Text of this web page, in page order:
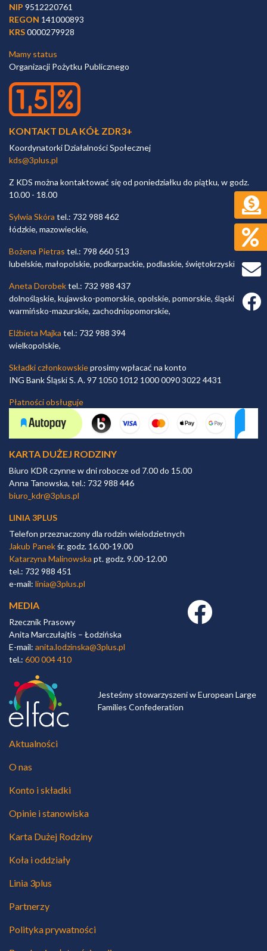
NIP 9512220761
REGON 141000893
KRS0000279928
Mamy status
Organizacji Pożytku Publicznego
KONTAKT DLA KÓŁ ZDR3+
Koordynatorki Działalności Społecznej
kds@3plus.pl
Z KDS można kontaktować się od poniedziałku do piątku, w godz.
10.00 - 18.00
Sylwia Skóra tel.: 732 988 462
łódzkie, mazowieckie,
Bożena Pietras tel.: 798 660 513
lubelskie, małopolskie, podkarpackie, podlaskie, świętokrzyskie,
Aneta Dorobektel.: 732 988 437
dolnośląskie, kujawsko-pomorskie, opolskie, pomorskie, śląskie,
warmińsko-mazurskie, zachodniopomorskie,
Elżbieta Majka tel.: 732 988 394
wielkopolskie,
Składki członkowskieprosimy wpłacać na konto
ING Bank Śląski S. A. 97 1050 1012 1000 0090 3022 4431
Płatności obsługuje
KARTA DUŻEJ RODZINY
Biuro KDR czynne w dni robocze od 7.00 do 15.00
Anna Tanowska, tel.: 732 988 446
biuro_kdr@3plus.pl
LINIA 3PLUS
Telefon przeznaczony dla rodzin wielodzietnych
Jakub Panekśr. godz. 16.00-19.00
Katarzyna Malinowska pt. godz. 9.00-12.00
tel.: 732 988 451
e-mail: linia@3plus.pl
MEDIA
Rzecznik Prasowy
Anita Marczułajtis – Łodzińska
E-mail: anita.lodzinska@3plus.pl
tel.: 600 004 410
Facebook link
Jesteśmy stowarzyszeni w European Large
Families Confederation
Aktualności
O nas
Konto i składki
Opinie i stanowiska
Karta Dużej Rodziny
Koła i oddziały
Linia 3plus
Partnerzy
Polityka prywatności